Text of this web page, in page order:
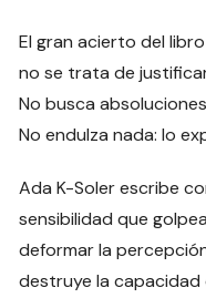
El gran acierto del
no se trata de
No busca
No endulza nada: lo
Ada K-Soler escribe
sensibilidad que
deformar la
destruye la